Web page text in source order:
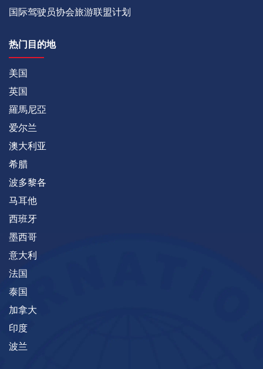
国际驾驶员协会旅游联盟计划
热门目的地
美国
英国
羅馬尼亞
爱尔兰
澳大利亚
希腊
波多黎各
马耳他
西班牙
墨西哥
意大利
法国
泰国
加拿大
印度
波兰